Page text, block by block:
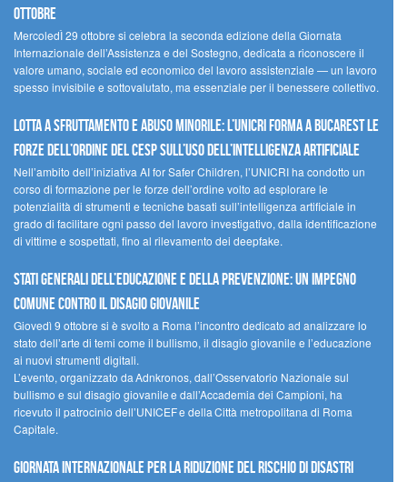
ottobre
MercoledÌ 29 ottobre si celebra la seconda edizione della Giornata
Internazionale dell’Assistenza e del Sostegno, dedicata a riconoscere il
valore umano, sociale ed economico del lavoro assistenziale — un lavoro
spesso invisibile e sottovalutato, ma essenziale per il benessere collettivo.
Lotta a sfruttamento e abuso minorile: l’UNICRI forma a Bucarest le
forze dell’ordine del CESP sull’uso dell’Intelligenza Artificiale
Nell’ambito dell’iniziativa AI for Safer Children, l’UNICRI ha condotto un
corso di formazione per le forze dell’ordine volto ad esplorare le
potenzialità di strumenti e tecniche basati sull’intelligenza artificiale in
grado di facilitare ogni passo del lavoro investigativo, dalla identificazione
di vittime e sospettati, fino al rilevamento dei deepfake.
Stati Generali dell’Educazione e della Prevenzione: un impegno
comune contro il disagio giovanile
Giovedì 9 ottobre si è svolto a Roma l’incontro dedicato ad analizzare lo
stato dell’arte di temi come il bullismo, il disagio giovanile e l’educazione
ai nuovi strumenti digitali.
L’evento, organizzato da Adnkronos, dall’Osservatorio Nazionale sul
bullismo e sul disagio giovanile e dall’Accademia dei Campioni, ha
ricevuto il patrocinio dell’UNICEF e della Città metropolitana di Roma
Capitale.
Giornata internazionale per la riduzione del rischio di disastri